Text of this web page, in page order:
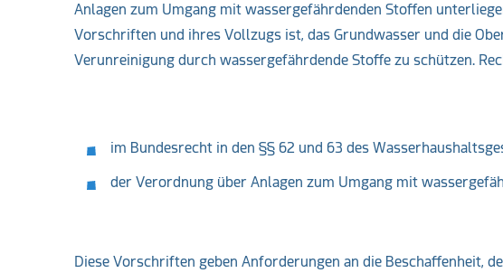
Anlagen zum Umgang mit wassergefährdenden Stoffen
Vorschriften und ihres Vollzugs ist, das Grundwasser und die
Verunreinigung durch wassergefährdende Stoffe zu schützen.
im Bundesrecht in den §§ 62 und 63 des
der Verordnung über Anlagen zum Umgang mit
Diese Vorschriften geben Anforderungen an die Beschaffenheit,